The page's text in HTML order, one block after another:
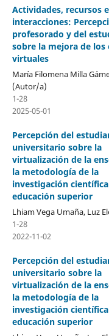
Actividades, recursos e
interacciones:
profesorado y del
sobre la mejora de los
virtuales
María Filomena Milla
(Autor/a)
1-28
2025-05-01
Percepción del
universitario sobre la
virtualización de la
la metodología de la
investigación
educación superior
Lhiam Vega Umaña, Luz
1-28
2022-11-02
Percepción del
universitario sobre la
virtualización de la
la metodología de la
investigación
educación superior